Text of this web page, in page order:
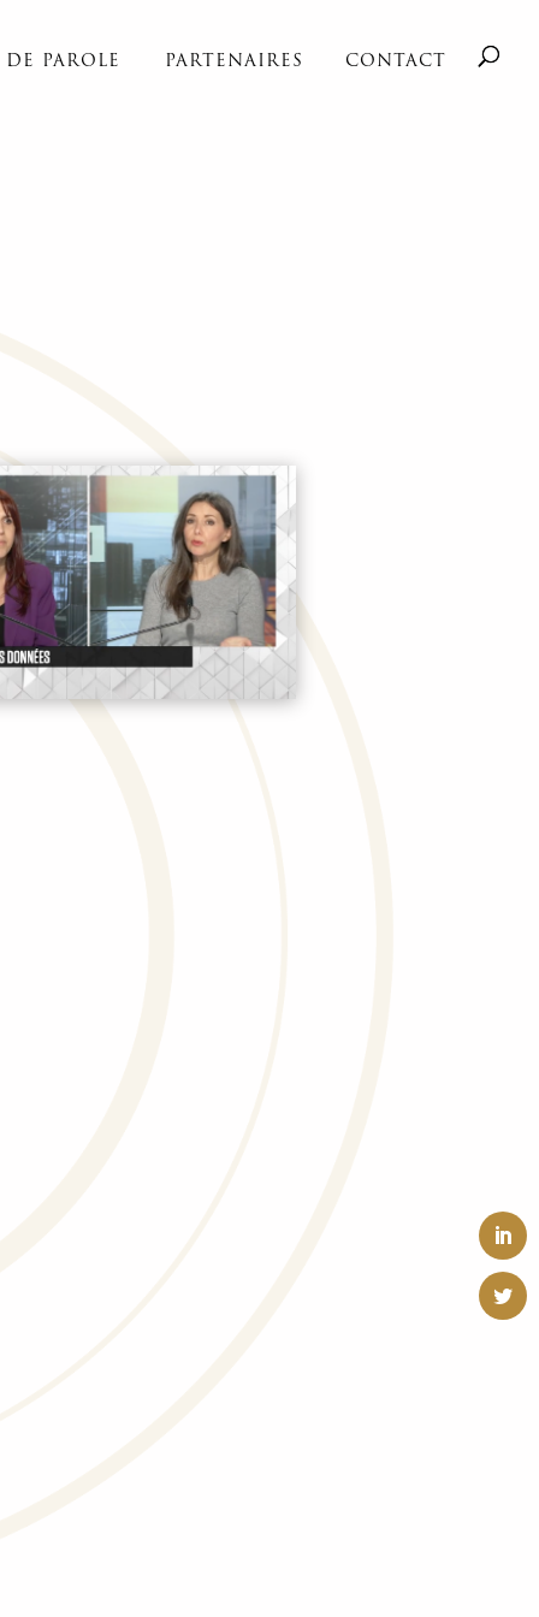
DE PAROLE PARTENAIRES CONTACT